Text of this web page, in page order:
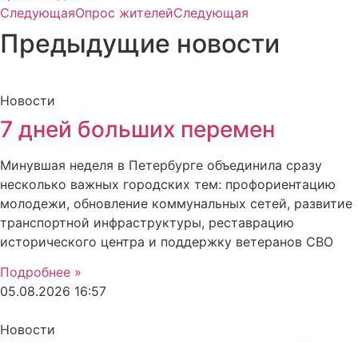
СледующаяОпрос жителейСледующая
Предыдущие новости
Новости
7 дней больших перемен
Минувшая неделя в Петербурге объединила сразу
несколько важных городских тем: профориентацию
молодежи, обновление коммунальных сетей, развитие
транспортной инфраструктуры, реставрацию
исторического центра и поддержку ветеранов СВО
Подробнее »
05.08.2026 16:57
Новости